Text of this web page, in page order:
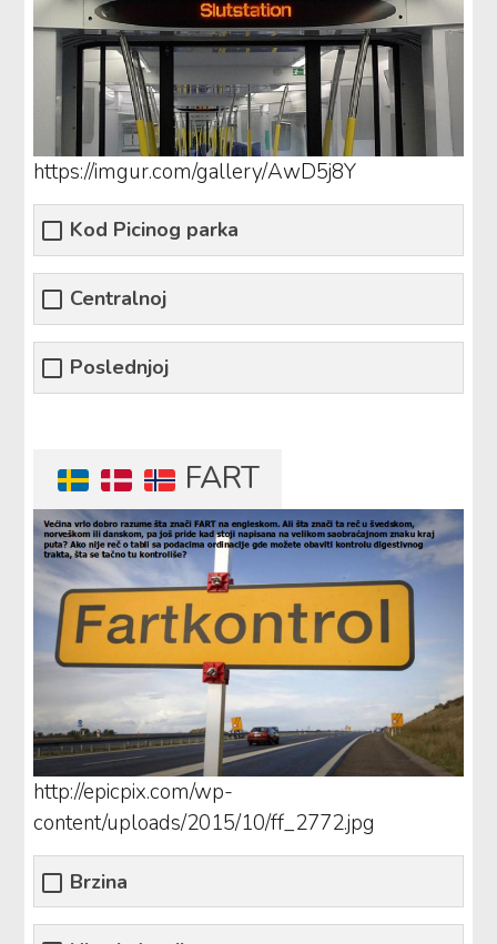
https://imgur.com/gallery/AwD5j8Y
Kod Picinog parka
Centralnoj
Poslednjoj
FART
http://epicpix.com/wp-
content/uploads/2015/10/ff_2772.jpg
Brzina